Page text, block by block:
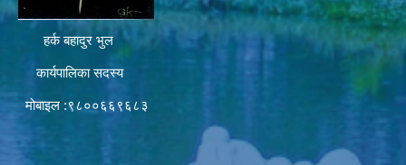
हर्क बहादुर भुल
कार्यपालिका सदस्य
मोबाइल :९८००६६९६८३